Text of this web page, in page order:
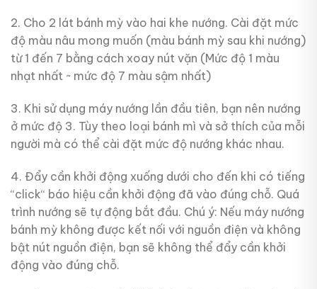
2. Cho 2 lát bánh mỳ vào hai khe nướng. Cài đặt mức
độ màu nâu mong muốn (màu bánh mỳ sau khi nướng)
từ 1 đến 7 bằng cách xoay nút vặn (Mức độ 1 màu
nhạt nhất ~ mức độ 7 màu sậm nhất)
3. Khi sử dụng máy nướng lần đầu tiên, bạn nên nướng
ở mức độ 3. Tùy theo loại bánh mì và sở thích của mỗi
người mà có thể cài đặt mức độ nướng khác nhau.
4. Đẩy cần khởi động xuống dưới cho đến khi có tiếng
“click“ báo hiệu cần khởi động đã vào đúng chỗ. Quá
trình nướng sẽ tự động bắt đầu. Chú ý: Nếu máy nướng
bánh mỳ không được kết nối với nguồn điện và không
bật nút nguồn điện, bạn sẽ không thể đẩy cần khởi
động vào đúng chỗ.